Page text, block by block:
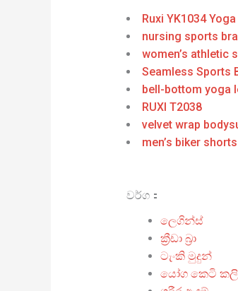
Ruxi YK1034
nursing sports bra
women’s athletic
Seamless Sports
bell-bottom yoga
RUXI T2038
velvet wrap
men’s biker shorts
වර්ග：
ලෙගින්ස්
ක්‍රීඩා බ්‍රා
ටැංකි මුදුන්
යෝග කෙටි